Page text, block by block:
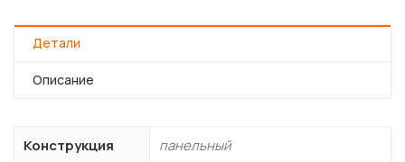
Детали
Описание
Конструкция панельный